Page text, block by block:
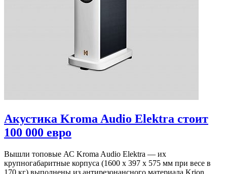
Акустика Kroma Audio Elektra стоит
100 000 евро
Вышли топовые АС Kroma Audio Elektra — их
крупногабаритные корпуса (1600 х 397 х 575 мм при весе в
170 кг) выполнены из антирезонансного материала Krion.